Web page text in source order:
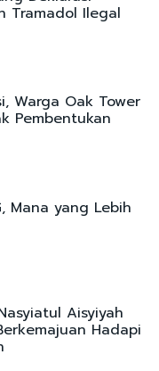
Tramadol Ilegal
Warga Oak Tower
Pembentukan
Mana yang Lebih
Aisyiyah
Hadapi